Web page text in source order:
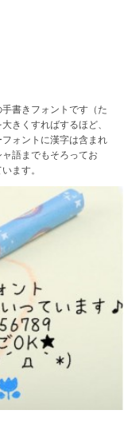
書きフォントです（た
きくすればするほど、
ォントに漢字は含まれ
語までもそろってお
ます。